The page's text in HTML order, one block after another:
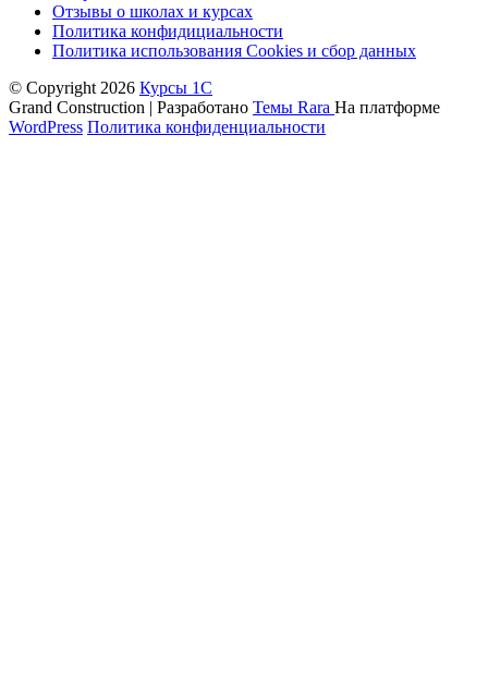
Отзывы о школах и курсах
Политика конфидициальности
Политика использования Cookies и сбор данных
© Copyright 2026 Курсы 1С
Grand Construction | Разработано Темы Rara На платформе
WordPress Политика конфиденциальности